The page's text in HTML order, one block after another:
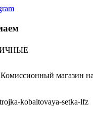
магазин
kobaltovaya-setka-lfz